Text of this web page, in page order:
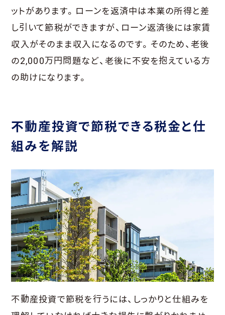
ットがあります。ローンを返済中は本業の所得と差
し引いて節税ができますが、ローン返済後には家賃
収入がそのまま収入になるのです。そのため、老後
の2,000万円問題など、老後に不安を抱えている方
の助けになります。
不動産投資で節税できる税金と仕
組みを解説
不動産投資で節税を行うには、しっかりと仕組みを